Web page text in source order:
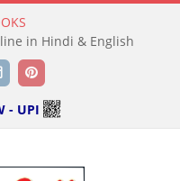
in Hindi & English
InstagramPinterest
- UPI